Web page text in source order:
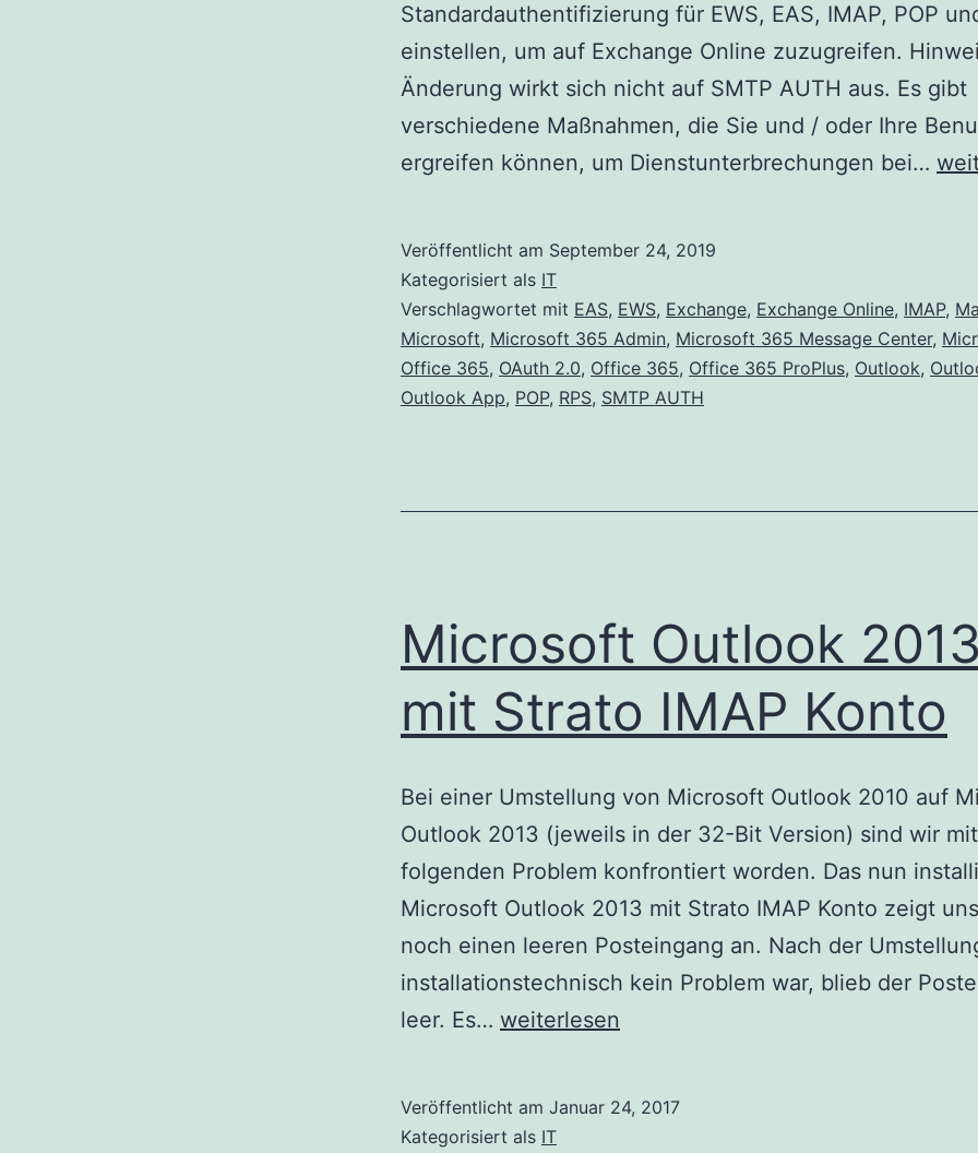
Standardauthentifizierung für EWS, EAS, IMAP, POP
einstellen, um auf Exchange Online zuzugreifen.
Änderung wirkt sich nicht auf SMTP AUTH aus. Es gibt
verschiedene Maßnahmen, die Sie und / oder Ihre
ergreifen können, um Dienstunterbrechungen bei…
in
Veröffentlicht am September 24, 2019
Kategorisiert als IT
Verschlagwortet mit EAS, EWS, Exchange, Exchange Online, IMAP,
Microsoft, Microsoft 365 Admin, Microsoft 365 Message Center,
Office 365, OAuth 2.0, Office 365, Office 365 ProPlus, Outlook,
Outlook App, POP, RPS, SMTP AUTH
Microsoft Outlook 2013
mit Strato IMAP Konto
Bei einer Umstellung von Microsoft Outlook 2010 auf
Outlook 2013 (jeweils in der 32-Bit Version) sind wir
folgenden Problem konfrontiert worden. Das nun
Microsoft Outlook 2013 mit Strato IMAP Konto zeigt
noch einen leeren Posteingang an. Nach der
installationstechnisch kein Problem war, blieb der
leer. Es… Microsoft
mit
weiterlesen
Veröffentlicht am Januar 24, 2017
Kategorisiert als IT